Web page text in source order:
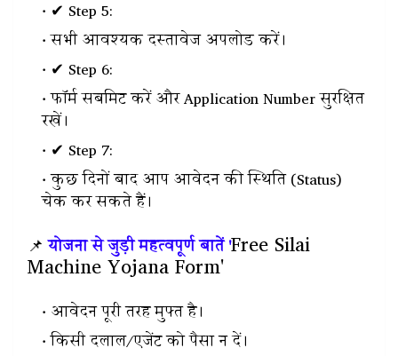
✔ Step 5:
सभी आवश्यक दस्तावेज अपलोड करें।
✔ Step 6:
फॉर्म सबमिट करें और Application Number सुरक्षित
रखें।
✔ Step 7:
कुछ दिनों बाद आप आवेदन की स्थिति (Status)
चेक कर सकते हैं।
📌 योजना से जुड़ी महत्वपूर्ण बातें 'Free Silai
Machine Yojana Form'
आवेदन पूरी तरह मुफ्त है।
किसी दलाल/एजेंट को पैसा न दें।